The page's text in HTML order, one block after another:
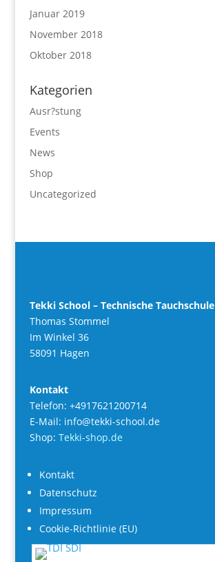
Januar 2019
November 2018
Oktober 2018
Kategorien
Ausr?stung
Events
News
Shop
Uncategorized
Tekki School – Technische Tauchschule
Thomas Stommel
Im Winkel 36
58091 Hagen
Kontakt
Telefon: +4917621200714
E-Mail: info@tekki-school.de
Shop: Tekki-shop.de
Kontakt
Datenschutz
Impressum
Cookie-Richtlinie (EU)